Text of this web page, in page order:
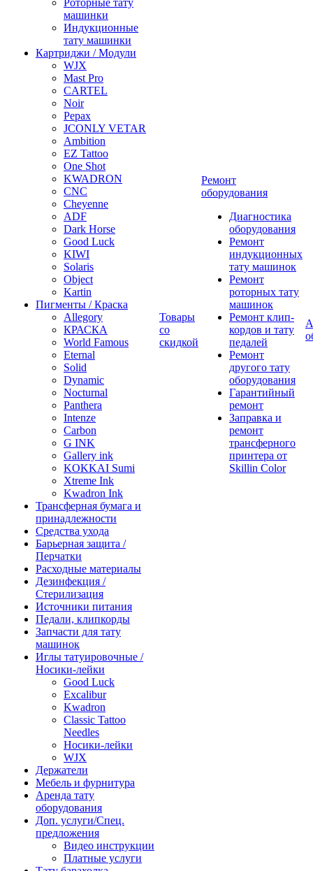
Роторные тату
машинки
Индукционные
тату машинки
Картриджи / Модули
WJX
Mast Pro
CARTEL
Noir
Pepax
JCONLY VETAR
Ambition
EZ Tattoo
One Shot
KWADRON
CNC
Cheyenne
ADF
Dark Horse
Good Luck
KIWI
Solaris
Object
Kartin
Пигменты / Краска
Allegory
КРАСКА
World Famous
Eternal
Solid
Dynamic
Nocturnal
Panthera
Intenze
Carbon
G INK
Gallery ink
KOKKAI Sumi
Xtreme Ink
Kwadron Ink
Трансферная бумага и
принадлежности
Средства ухода
Барьерная защита /
Перчатки
Расходные материалы
Дезинфекция /
Стерилизация
Источники питания
Педали, клипкорды
Запчасти для тату
машинок
Иглы татуировочные /
Носики-лейки
Good Luck
Excalibur
Kwadron
Classic Tattoo
Needles
Носики-лейки
WJX
Держатели
Мебель и фурнитура
Аренда тату
оборудования
Доп. услуги/Спец.
предложения
Видео инструкции
Платные услуги
Товары
со
скидкой
Ремонт
оборудования
Диагностика
оборудования
Ремонт
индукционных
тату машинок
Ремонт
роторных тату
машинок
Ремонт клип-
кордов и тату
педалей
Ремонт
другого тату
оборудования
Гарантийный
ремонт
Заправка и
ремонт
трансферного
принтера от
Skillin Color